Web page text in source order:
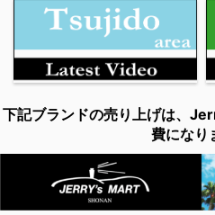
下記ブランドの売り上げは、
費になり